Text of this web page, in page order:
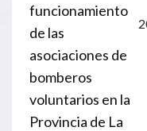
funcionamiento
de las
asociaciones de
bomberos
voluntarios en la
Provincia de La